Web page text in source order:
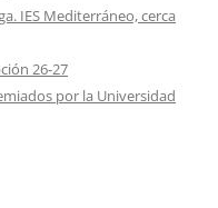
IES Mediterráneo, cerca
26-27
por la Universidad